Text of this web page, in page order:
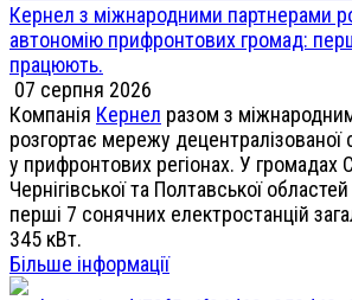
Кернел з міжнародними партнерами
автономію прифронтових громад:
працюють.
07 серпня 2026
Компанія Кернел разом з
розгортає мережу децентралізованої
у прифронтових регіонах. У громадах
Чернігівської та Полтавської
перші 7 сонячних електростанцій
345 кВт.
Більше інформації